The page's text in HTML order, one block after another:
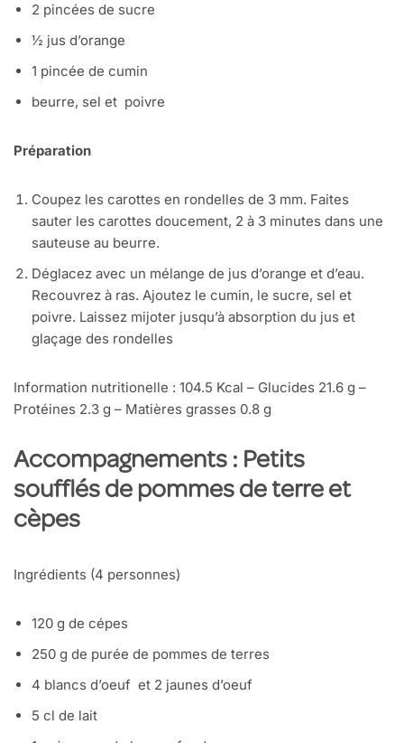
2 pincées de sucre
½ jus d’orange
1 pincée de cumin
beurre, sel et poivre
Préparation
Coupez les carottes en rondelles de 3 mm. Faites
sauter les carottes doucement, 2 à 3 minutes dans une
sauteuse au beurre.
Déglacez avec un mélange de jus d’orange et d’eau.
Recouvrez à ras. Ajoutez le cumin, le sucre, sel et
poivre. Laissez mijoter jusqu’à absorption du jus et
glaçage des rondelles
Information nutritionelle : 104.5 Kcal – Glucides 21.6 g –
Protéines 2.3 g – Matières grasses 0.8 g
Accompagnements : Petits
soufflés de pommes de terre et
cèpes
Ingrédients (4 personnes)
120 g de cépes
250 g de purée de pommes de terres
4 blancs d’oeuf et 2 jaunes d’oeuf
5 cl de lait